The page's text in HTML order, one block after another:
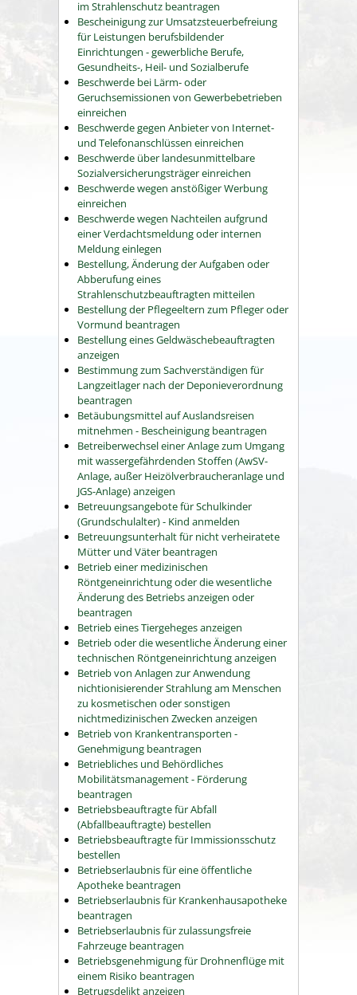
im Strahlenschutz beantragen
Bescheinigung zur Umsatzsteuerbefreiung
für Leistungen berufsbildender
Einrichtungen - gewerbliche Berufe,
Gesundheits-, Heil- und Sozialberufe
Beschwerde bei Lärm- oder
Geruchsemissionen von Gewerbebetrieben
einreichen
Beschwerde gegen Anbieter von Internet-
und Telefonanschlüssen einreichen
Beschwerde über landesunmittelbare
Sozialversicherungsträger einreichen
Beschwerde wegen anstößiger Werbung
einreichen
Beschwerde wegen Nachteilen aufgrund
einer Verdachtsmeldung oder internen
Meldung einlegen
Bestellung, Änderung der Aufgaben oder
Abberufung eines
Strahlenschutzbeauftragten mitteilen
Bestellung der Pflegeeltern zum Pfleger oder
Vormund beantragen
Bestellung eines Geldwäschebeauftragten
anzeigen
Bestimmung zum Sachverständigen für
Langzeitlager nach der Deponieverordnung
beantragen
Betäubungsmittel auf Auslandsreisen
mitnehmen - Bescheinigung beantragen
Betreiberwechsel einer Anlage zum Umgang
mit wassergefährdenden Stoffen (AwSV-
Anlage, außer Heizölverbraucheranlage und
JGS-Anlage) anzeigen
Betreuungsangebote für Schulkinder
(Grundschulalter) - Kind anmelden
Betreuungsunterhalt für nicht verheiratete
Mütter und Väter beantragen
Betrieb einer medizinischen
Röntgeneinrichtung oder die wesentliche
Änderung des Betriebs anzeigen oder
beantragen
Betrieb eines Tiergeheges anzeigen
Betrieb oder die wesentliche Änderung einer
technischen Röntgeneinrichtung anzeigen
Betrieb von Anlagen zur Anwendung
nichtionisierender Strahlung am Menschen
zu kosmetischen oder sonstigen
nichtmedizinischen Zwecken anzeigen
Betrieb von Krankentransporten -
Genehmigung beantragen
Betriebliches und Behördliches
Mobilitätsmanagement - Förderung
beantragen
Betriebsbeauftragte für Abfall
(Abfallbeauftragte) bestellen
Betriebsbeauftragte für Immissionsschutz
bestellen
Betriebserlaubnis für eine öffentliche
Apotheke beantragen
Betriebserlaubnis für Krankenhausapotheke
beantragen
Betriebserlaubnis für zulassungsfreie
Fahrzeuge beantragen
Betriebsgenehmigung für Drohnenflüge mit
einem Risiko beantragen
Betrugsdelikt anzeigen